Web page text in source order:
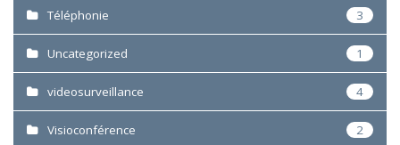
Téléphonie 3
Uncategorized 1
videosurveillance 4
Visioconférence 2